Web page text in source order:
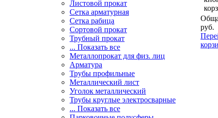
Листовой прокат
Сетка арматурная
Сетка рабица
Сортовой прокат
Трубный прокат
... Показать все
Металлопрокат для физ. лиц
Арматура
Трубы профильные
Металлический лист
Уголок металлический
Трубы круглые электросварные
... Показать все
руб.